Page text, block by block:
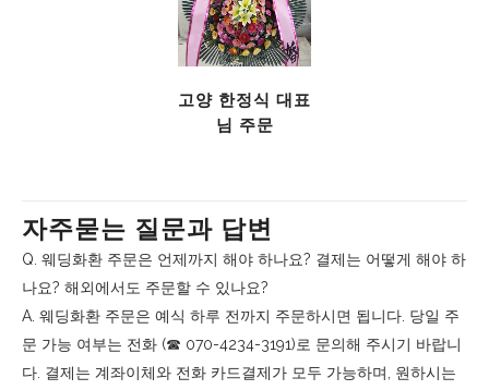
고양 한정식 대표
님 주문
자주묻는 질문과 답변
Q. 웨딩화환 주문은 언제까지 해야 하나요? 결제는 어떻게 해야 하
나요? 해외에서도 주문할 수 있나요?
A. 웨딩화환 주문은 예식 하루 전까지 주문하시면 됩니다. 당일 주
문 가능 여부는 전화 (☎︎ 070-4234-3191)로 문의해 주시기 바랍니
다. 결제는 계좌이체와 전화 카드결제가 모두 가능하며, 원하시는